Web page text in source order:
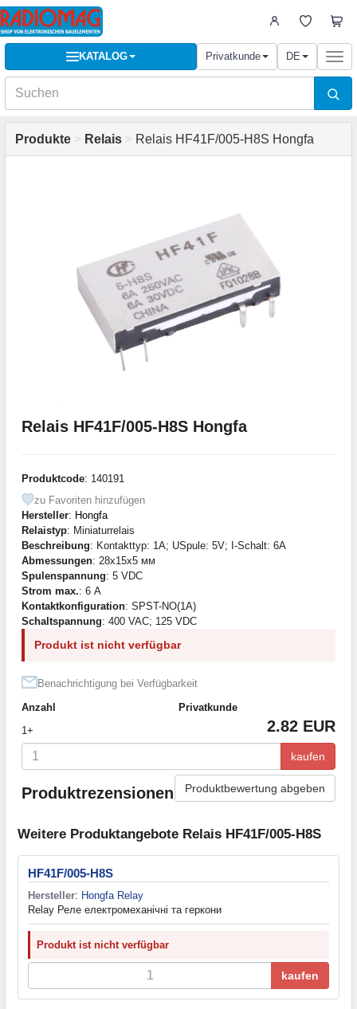
KATALOG Privatkunde DE
Produkte > Relais > Relais HF41F/005-H8S Hongfa
Relais HF41F/005-H8S Hongfa
Produktcode: 140191
zu Favoriten hinzufügen
Hersteller: Hongfa
Relaistyp: Miniaturrelais
Beschreibung: Kontakttyp: 1A; USpule: 5V; I-Schalt: 6A
Abmessungen: 28x15x5 мм
Spulenspannung: 5 VDC
Strom max.: 6 А
Kontaktkonfiguration: SPST-NO(1A)
Schaltspannung: 400 VAC; 125 VDC
Produkt ist nicht verfügbar
Benachrichtigung bei Verfügbarkeit
Anzahl
Privatkunde
1+
2.82 EUR
kaufen
Produktrezensionen Produktbewertung abgeben
Weitere Produktangebote Relais HF41F/005-H8S
HF41F/005-H8S
Hersteller: Hongfa Relay
Relay Реле електромеханічні та геркони
Produkt ist nicht verfügbar
kaufen